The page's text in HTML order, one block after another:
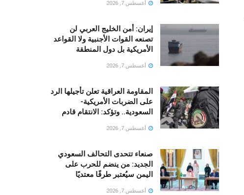
أغسطس 7, 2026
إيران: أمن الخليج العربي لن
تصنعه القوات الأجنبية ولا القواعد
الأمريكية بل دول المنطقة
أغسطس 7, 2026
المقاومة العراقية تعلن تأجيلها الرد
على الضربات الأمريكية-
السعودية.. وتؤكد: الانتقام قادم
أغسطس 7, 2026
صنعاء تتحدى التحالف السعودي
الجديد: من ينضم للحرب على
اليمن سيُعتبر طرفًا معتديًا
أغسطس 7, 2026